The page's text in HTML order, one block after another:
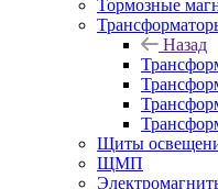
Тормозные
Назад
Щиты
ЩМП